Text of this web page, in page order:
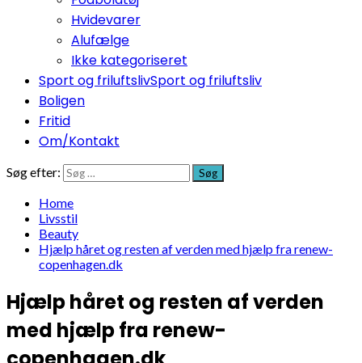
Hvidevarer
Alufælge
Ikke kategoriseret
Sport og friluftslivSport og friluftsliv
Boligen
Fritid
Om/Kontakt
Søg efter:
Home
Livsstil
Beauty
Hjælp håret og resten af verden med hjælp fra renew-
copenhagen.dk
Hjælp håret og resten af verden
med hjælp fra renew-